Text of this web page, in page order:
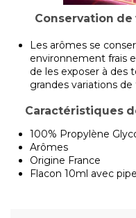
Conservation
Les arômes se
environnement frais
de les exposer à des
grandes variations
Caractéristiques
100% Propylène
Arômes
Origine France
Flacon 10ml avec